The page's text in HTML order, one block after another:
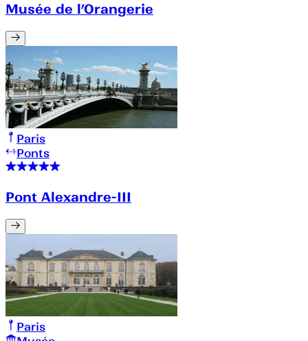
Musée de l’Orangerie
Paris
Ponts
Pont Alexandre-III
Paris